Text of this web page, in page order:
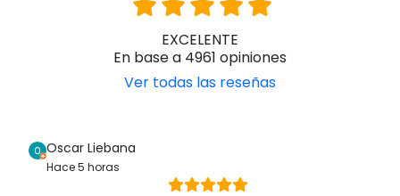
EXCELENTE
En base a 4961 opiniones
Ver todas las reseñas
Oscar Liebana
Hace 5 horas